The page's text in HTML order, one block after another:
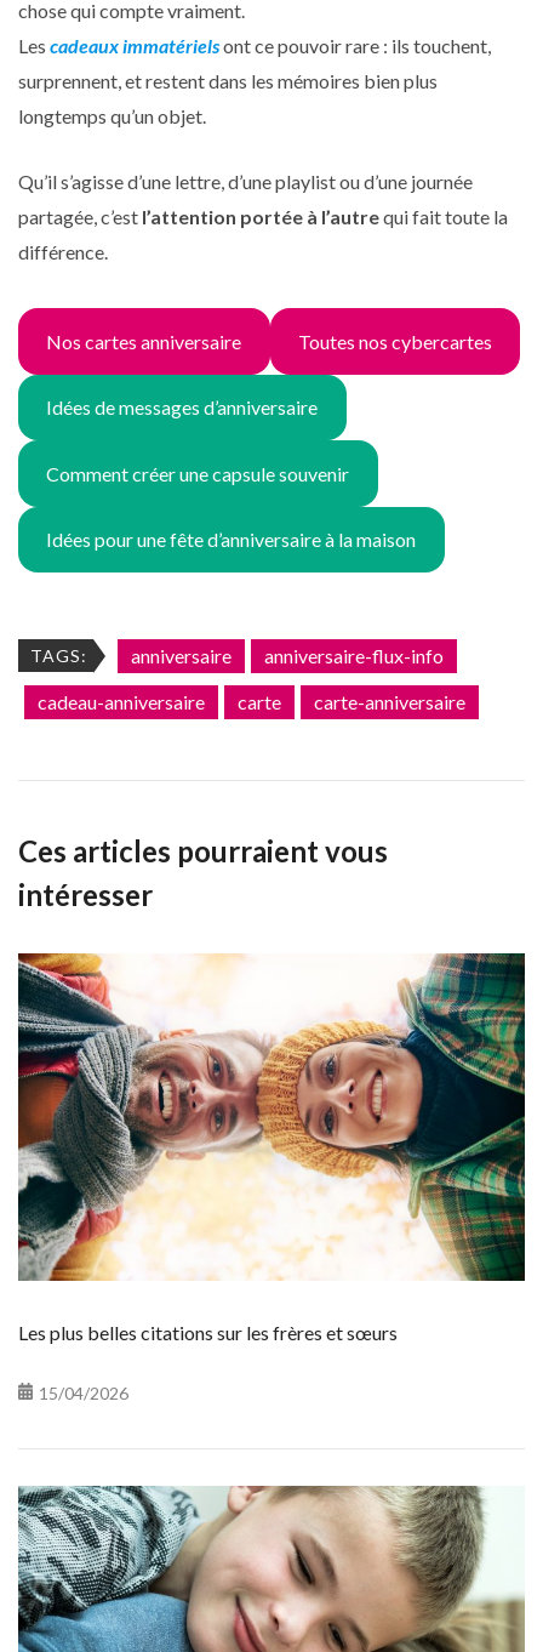
chose qui compte vraiment.
Les cadeaux immatérielsont ce pouvoir rare : ils touchent,
surprennent, et restent dans les mémoires bien plus
longtemps qu’un objet.
Qu’il s’agisse d’une lettre, d’une playlist ou d’une journée
partagée, c’est l’attention portée à l’autrequi fait toute la
différence.
Nos cartes anniversaire Toutes nos cybercartes
Idées de messages d’anniversaire
Comment créer une capsule souvenir
Idées pour une fête d’anniversaire à la maison
TAGS: anniversaire
anniversaire-flux-info
cadeau-anniversaire
carte carte-anniversaire
Ces articles pourraient vous
intéresser
Les plus belles citations sur les frères et sœurs
15/04/2026